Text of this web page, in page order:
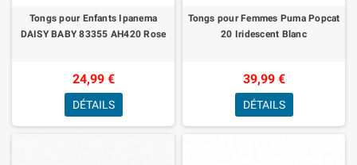
Tongs pour Enfants Ipanema
DAISY BABY 83355 AH420 Rose
24,99 €
DÉTAILS
Tongs pour Femmes Puma Popcat
20 Iridescent Blanc
39,99 €
DÉTAILS